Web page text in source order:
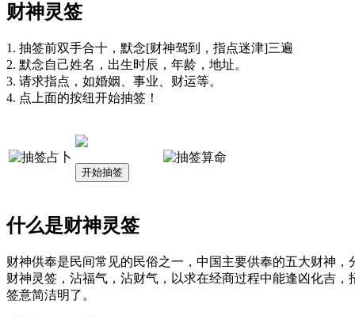
财神灵签
1. 抽签前双手合十，默念[财神驾到，指点迷津]三遍
2. 默念自己姓名，出生时辰，年龄，地址。
3. 请求指点，如婚姻、事业、财运等。
4. 点上面的按纽开始抽签！
什么是财神灵签
财神供奉是民间常见的民俗之一，中国主要供奉的五大财神
财神灵签，沾福气，沾财气，以求在经商过程中能逢凶化吉
签意简洁明了。